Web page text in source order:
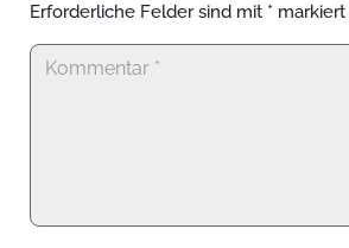
Erforderliche Felder sind mit * markiert